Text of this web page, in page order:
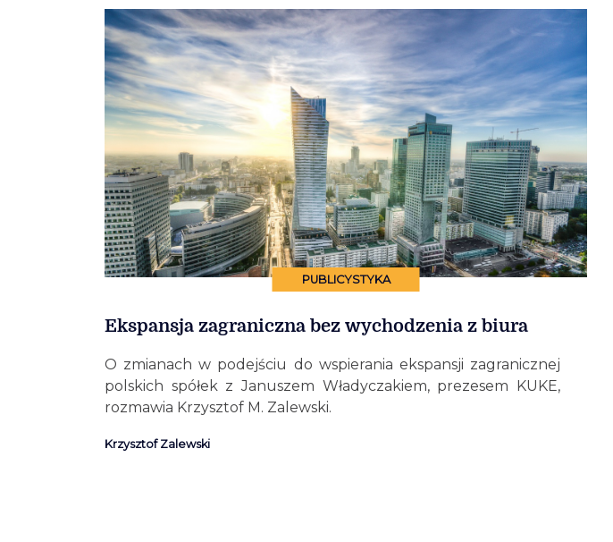
PUBLICYSTYKA
Ekspansja zagraniczna bez wychodzenia z biura
O zmianach w podejściu do wspierania ekspansji zagranicznej
polskich spółek z Januszem Władyczakiem, prezesem KUKE,
rozmawia Krzysztof M. Zalewski.
Krzysztof Zalewski